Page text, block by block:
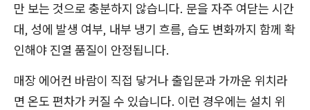
만 보는 것으로 충분하지 않습니다. 문을 자주 여닫는 시간
대, 성에 발생 여부, 내부 냉기 흐름, 습도 변화까지 함께 확
인해야 진열 품질이 안정됩니다.
매장 에어컨 바람이 직접 닿거나 출입문과 가까운 위치라
면 온도 편차가 커질 수 있습니다. 이런 경우에는 설치 위